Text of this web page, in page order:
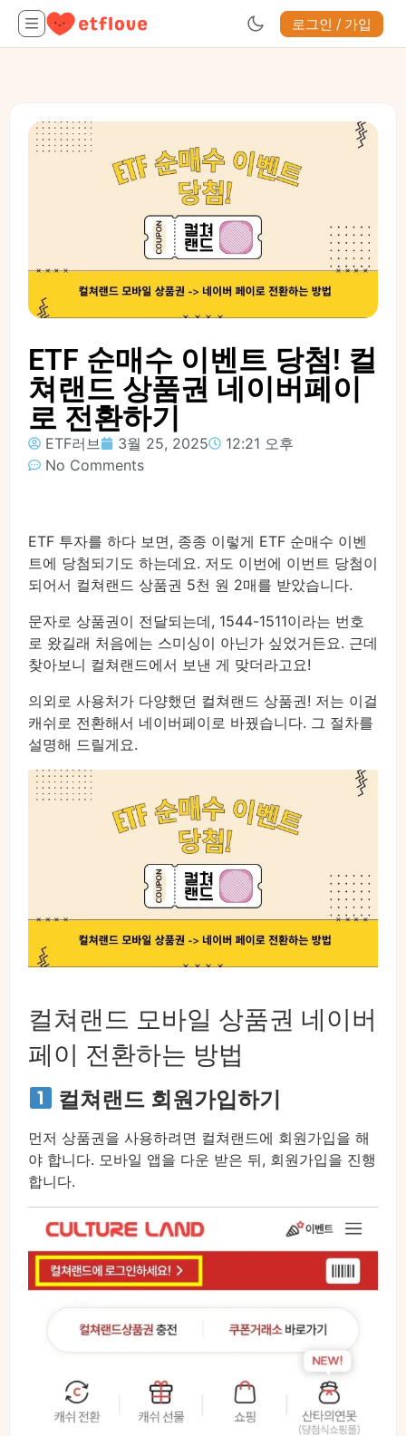
로그인 / 가입
ETF 순매수 이벤트 당첨! 컬
쳐랜드 상품권 네이버페이
로 전환하기
ETF러브 3월 25, 2025
12:21 오후
No Comments
ETF 투자를 하다 보면, 종종 이렇게 ETF 순매수 이벤
트에 당첨되기도 하는데요. 저도 이번에 이번트 당첨이
되어서 컬쳐랜드 상품권 5천 원 2매를 받았습니다.
문자로 상품권이 전달되는데, 1544-1511이라는 번호
로 왔길래 처음에는 스미싱이 아닌가 싶었거든요. 근데
찾아보니 컬쳐랜드에서 보낸 게 맞더라고요!
의외로 사용처가 다양했던 컬쳐랜드 상품권! 저는 이걸
캐쉬로 전환해서 네이버페이로 바꿨습니다. 그 절차를
설명해 드릴게요.
컬쳐랜드 모바일 상품권 네이버
페이 전환하는 방법
컬쳐랜드 회원가입하기
먼저 상품권을 사용하려면 컬쳐랜드에 회원가입을 해
야 합니다. 모바일 앱을 다운 받은 뒤, 회원가입을 진행
합니다.